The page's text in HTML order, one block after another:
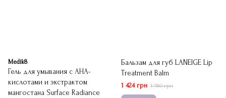
Medik8
Гель для умывания с АНА-
кислотами и экстрактом
мангостана Surface Radiance
Бальзам для губ LANEIGE Lip
Treatment Balm
1 424 грн 1 780 грн